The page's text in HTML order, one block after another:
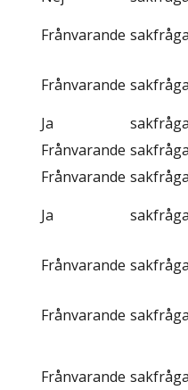
Frånvarande
Frånvarande
Ja
Frånvarande
Frånvarande
Ja
Frånvarande
Frånvarande
Frånvarande